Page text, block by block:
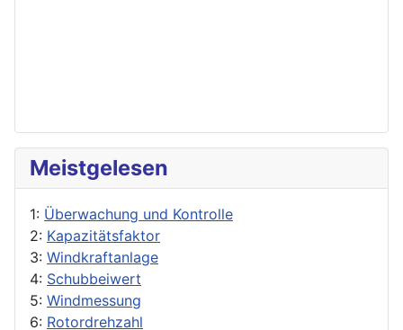
Meistgelesen
1: Überwachung und Kontrolle
2: Kapazitätsfaktor
3: Windkraftanlage
4: Schubbeiwert
5: Windmessung
6: Rotordrehzahl